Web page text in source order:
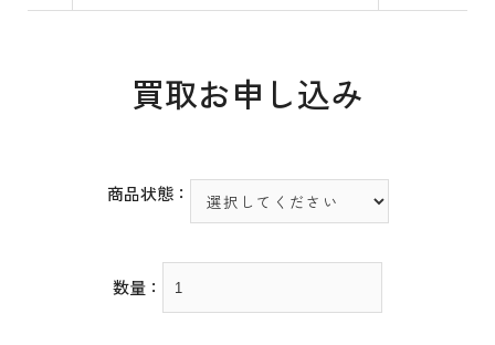
買取お申し込み
商品状態：
数量：